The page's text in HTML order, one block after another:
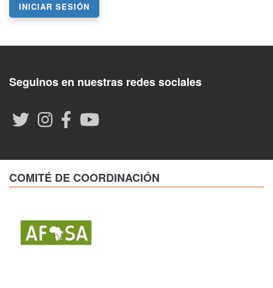
INICIAR SESIÓN
Seguinos en nuestras redes sociales
COMITÉ DE COORDINACIÓN